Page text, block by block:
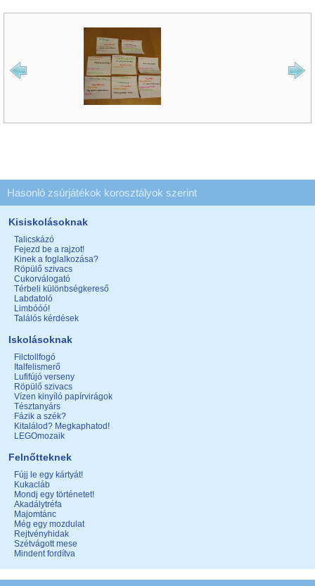
Hasonló zsúrjátékok korosztályok szerint
Kisiskolásoknak
Talicskázó
Fejezd be a rajzot!
Kinek a foglalkozása?
Röpülő szivacs
Cukorválogató
Térbeli különbségkereső
Labdatoló
Limbóóó!
Találós kérdések
Iskolásoknak
Filctollfogó
Italfelismerő
Lufifújó verseny
Röpülő szivacs
Vízen kinyíló papírvirágok
Tésztanyárs
Fázik a szék?
Kitalálod? Megkaphatod!
LEGOmozaik
Felnőtteknek
Fújj le egy kártyát!
Kukacláb
Mondj egy történetet!
Akadálytréfa
Majomtánc
Még egy mozdulat
Rejtvényhidak
Szétvágott mese
Mindent fordítva